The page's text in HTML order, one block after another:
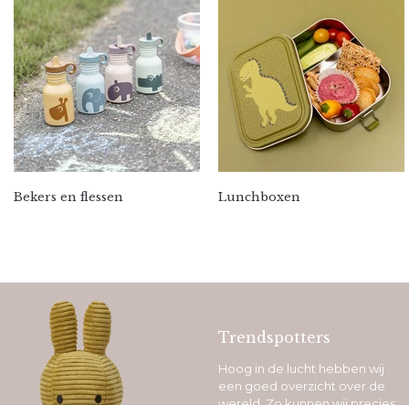
Bekers en flessen Lunchboxen
Trendspotters
Hoog in de lucht hebben wij
een goed overzicht over de